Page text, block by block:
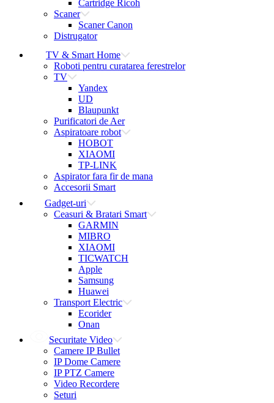
Cartridge Ricoh
Scaner
Scaner Canon
Distrugator
TV & Smart Home
Roboti pentru curatarea ferestrelor
TV
Yandex
UD
Blaupunkt
Purificatori de Aer
Aspiratoare robot
HOBOT
XIAOMI
TP-LINK
Aspirator fara fir de mana
Accesorii Smart
Gadget-uri
Ceasuri & Bratari Smart
GARMIN
MIBRO
XIAOMI
TICWATCH
Apple
Samsung
Huawei
Transport Electric
Ecorider
Onan
Securitate Video
Camere IP Bullet
IP Dome Camere
IP PTZ Camere
Video Recordere
Seturi